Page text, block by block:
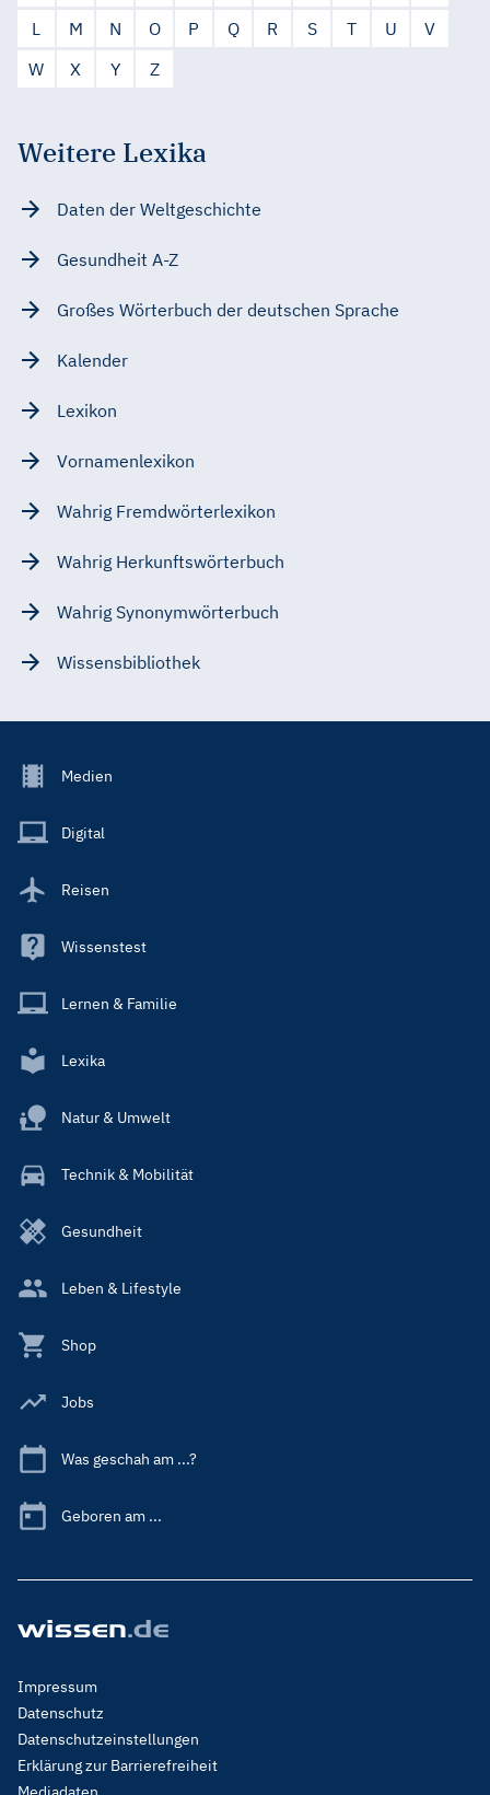
L
M N O P Q R S T U
V
W
X Y Z
Weitere Lexika
Daten der Weltgeschichte
Gesundheit A-Z
Großes Wörterbuch der deutschen Sprache
Kalender
Lexikon
Vornamenlexikon
Wahrig Fremdwörterlexikon
Wahrig Herkunftswörterbuch
Wahrig Synonymwörterbuch
Wissensbibliothek
Footer
Main
Medien
Digital
Reisen
Wissenstest
Lernen & Familie
Lexika
Natur & Umwelt
Technik & Mobilität
Gesundheit
Leben & Lifestyle
Shop
Jobs
Was geschah am ...?
Geboren am ...
Footer
Menu
Legal
Impressum
Datenschutz
Datenschutzeinstellungen
Erklärung zur Barrierefreiheit